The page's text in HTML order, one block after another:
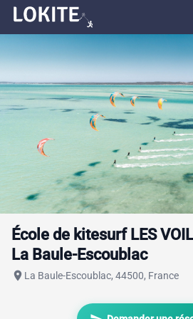
École de kitesurf LES
La Baule-Escoublac
place La Baule-Escoublac, 44500, France